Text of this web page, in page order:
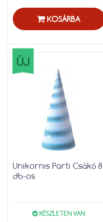
KOSÁRBA
ÚJ
Unikornis Parti Csákó 8
db-os
KÉSZLETEN VAN